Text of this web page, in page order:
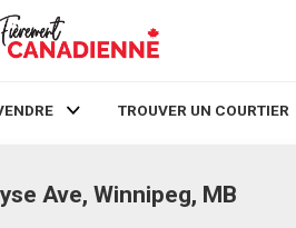
TROUVER UN COURTIER
Ave, Winnipeg, MB